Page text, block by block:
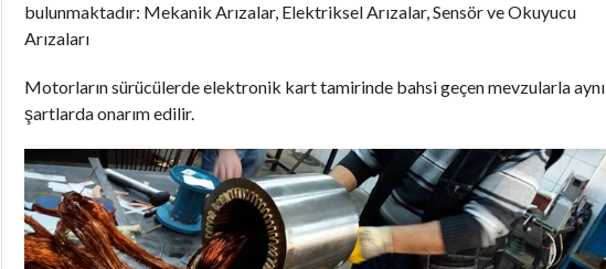
bulunmaktadır: Mekanik Arızalar, Elektriksel Arızalar, Sensör ve Okuyucu
Arızaları
Motorların sürücülerde elektronik kart tamirinde bahsi geçen mevzularla aynı
şartlarda onarım edilir.